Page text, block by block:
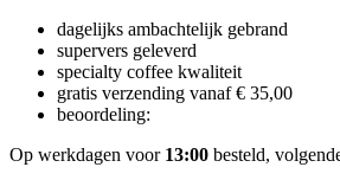
dagelijks ambachtelijk gebrand
supervers geleverd
specialty coffee kwaliteit
gratis verzending vanaf € 35,00
beoordeling:
Op werkdagen voor 13:00 besteld,